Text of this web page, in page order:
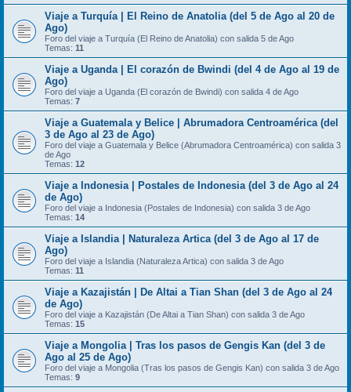
Viaje a Turquía | El Reino de Anatolia (del 5 de Ago al 20 de
Ago)
Foro del viaje a Turquía (El Reino de Anatolia) con salida 5 de Ago
Temas: 11
Viaje a Uganda | El corazón de Bwindi (del 4 de Ago al 19 de
Ago)
Foro del viaje a Uganda (El corazón de Bwindi) con salida 4 de Ago
Temas: 7
Viaje a Guatemala y Belice | Abrumadora Centroamérica (del
3 de Ago al 23 de Ago)
Foro del viaje a Guatemala y Belice (Abrumadora Centroamérica) con salida 3
de Ago
Temas: 12
Viaje a Indonesia | Postales de Indonesia (del 3 de Ago al 24
de Ago)
Foro del viaje a Indonesia (Postales de Indonesia) con salida 3 de Ago
Temas: 14
Viaje a Islandia | Naturaleza Artica (del 3 de Ago al 17 de
Ago)
Foro del viaje a Islandia (Naturaleza Artica) con salida 3 de Ago
Temas: 11
Viaje a Kazajistán | De Altai a Tian Shan (del 3 de Ago al 24
de Ago)
Foro del viaje a Kazajistán (De Altai a Tian Shan) con salida 3 de Ago
Temas: 15
Viaje a Mongolia | Tras los pasos de Gengis Kan (del 3 de
Ago al 25 de Ago)
Foro del viaje a Mongolia (Tras los pasos de Gengis Kan) con salida 3 de Ago
Temas: 9